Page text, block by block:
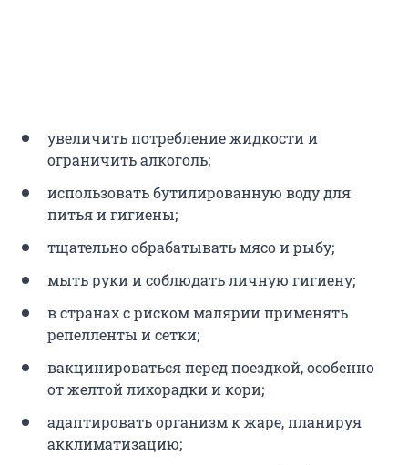
увеличить потребление жидкости и
ограничить алкоголь;
использовать бутилированную воду для
питья и гигиены;
тщательно обрабатывать мясо и рыбу;
мыть руки и соблюдать личную гигиену;
в странах с риском малярии применять
репелленты и сетки;
вакцинироваться перед поездкой, особенно
от желтой лихорадки и кори;
адаптировать организм к жаре, планируя
акклиматизацию;